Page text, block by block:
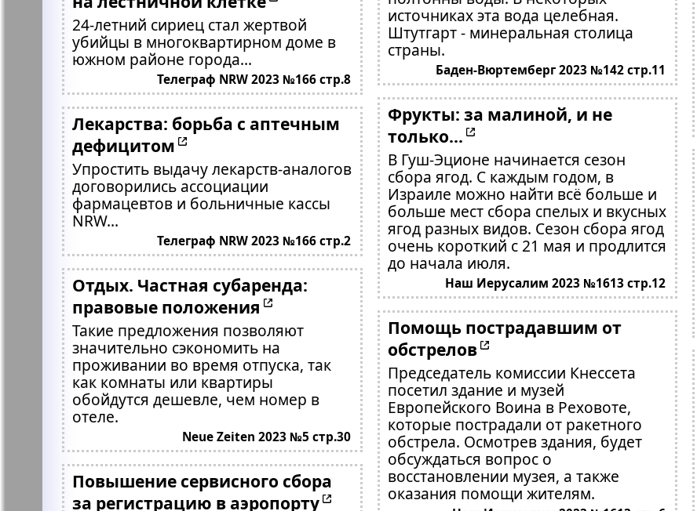
24-летний сириец стал жертвой
убийцы в многоквартирном доме в
южном районе города...
Телеграф NRW 2023 №166 стр.8
Лекарства: борьба с аптечным
дефицитом
Упростить выдачу лекарств-аналогов
договорились ассоциации
фармацевтов и больничные кассы
NRW...
Телеграф NRW 2023 №166 стр.2
Отдых. Частная субаренда:
правовые положения
Такие предложения позволяют
значительно сэкономить на
проживании во время отпуска, так
как комнаты или квартиры
обойдутся дешевле, чем номер в
отеле.
Neue Zeiten 2023 №5 стр.30
Повышение сервисного сбора
за регистрацию в аэропорту
источниках эта вода целебная.
Штутгарт - минеральная столица
страны.
Баден-Вюртемберг 2023 №142 стр.11
Фрукты: за малиной, и не
только...
В Гуш-Эционе начинается сезон
сбора ягод. С каждым годом, в
Израиле можно найти всё больше и
больше мест сбора спелых и вкусных
ягод разных видов. Сезон сбора ягод
очень короткий с 21 мая и продлится
до начала июля.
Наш Иерусалим 2023 №1613 стр.12
Помощь пострадавшим от
обстрелов
Председатель комиссии Кнессета
посетил здание и музей
Европейского Воина в Реховоте,
которые пострадали от ракетного
обстрела. Осмотрев здания, будет
обсуждаться вопрос о
восстановлении музея, а также
оказания помощи жителям.